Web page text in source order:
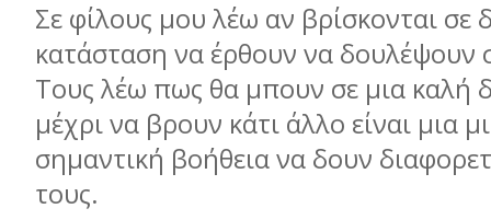
Σε φίλους μου λέω αν βρίσκονται σε
κατάσταση να έρθουν να δουλέψουν
Τους λέω πως θα μπουν σε μια καλή
μέχρι να βρουν κάτι άλλο είναι μια
σημαντική βοήθεια να δουν
τους.